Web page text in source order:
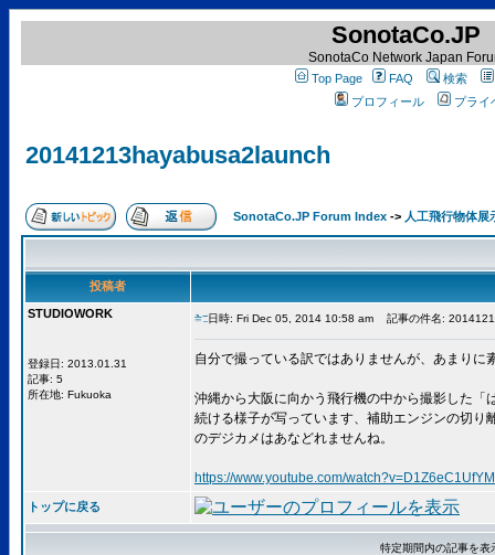
SonotaCo.JP
SonotaCo Network Japan
Top Page FAQ
検索
プロフィール
プライ
20141213hayabusa2launch
SonotaCo.JP Forum Index -> 人工飛行物体展
投稿者
STUDIOWORK
登録日: 2013.01.31
記事: 5
所在地: Fukuoka
日時: Fri Dec 05, 2014 10:58 am 記事の件名:
自分で撮っている訳ではありませんが、あまりに
沖縄から大阪に向かう飛行機の中から撮影した
続ける様子が写っています、補助エンジンの切
のデジカメはあなどれませんね。
https://www.youtube.com/watch?v=D1Z6eC1UfYM
トップに戻る
特定期間内の記事を